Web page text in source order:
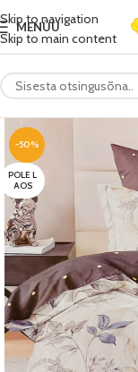
Skip to navigation
Skip to main content
MENÜÜ
-50%
POLE L
AOS